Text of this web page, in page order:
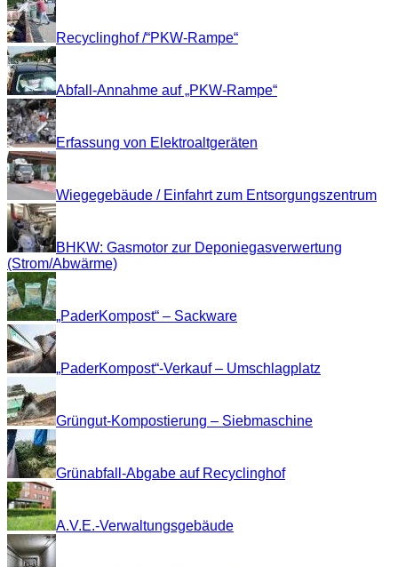
Recyclinghof /“PKW-Rampe“
Abfall-Annahme auf „PKW-Rampe“
Erfassung von Elektroaltgeräten
Wiegegebäude / Einfahrt zum Entsorgungszentrum
BHKW: Gasmotor zur Deponiegasverwertung
(Strom/Abwärme)
„PaderKompost“ – Sackware
„PaderKompost“-Verkauf – Umschlagplatz
Grüngut-Kompostierung – Siebmaschine
Grünabfall-Abgabe auf Recyclinghof
A.V.E.-Verwaltungsgebäude